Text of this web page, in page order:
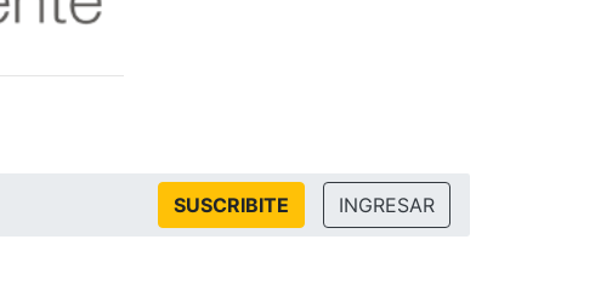
SUSCRIBITE INGRESAR